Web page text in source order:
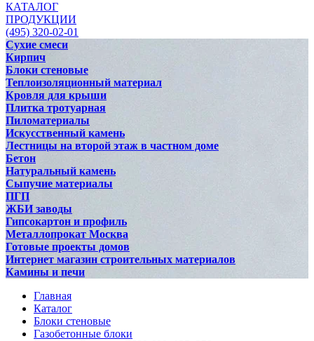
КАТАЛОГ
ПРОДУКЦИИ
(495) 320-02-01
Сухие смеси
Кирпич
Блоки стеновые
Теплоизоляционный материал
Кровля для крыши
Плитка тротуарная
Пиломатериалы
Искусственный камень
Лестницы на второй этаж в частном доме
Бетон
Натуральный камень
Сыпучие материалы
ПГП
ЖБИ заводы
Гипсокартон и профиль
Металлопрокат Москва
Готовые проекты домов
Интернет магазин строительных материалов
Камины и печи
Главная
Каталог
Блоки стеновые
Газобетонные блоки